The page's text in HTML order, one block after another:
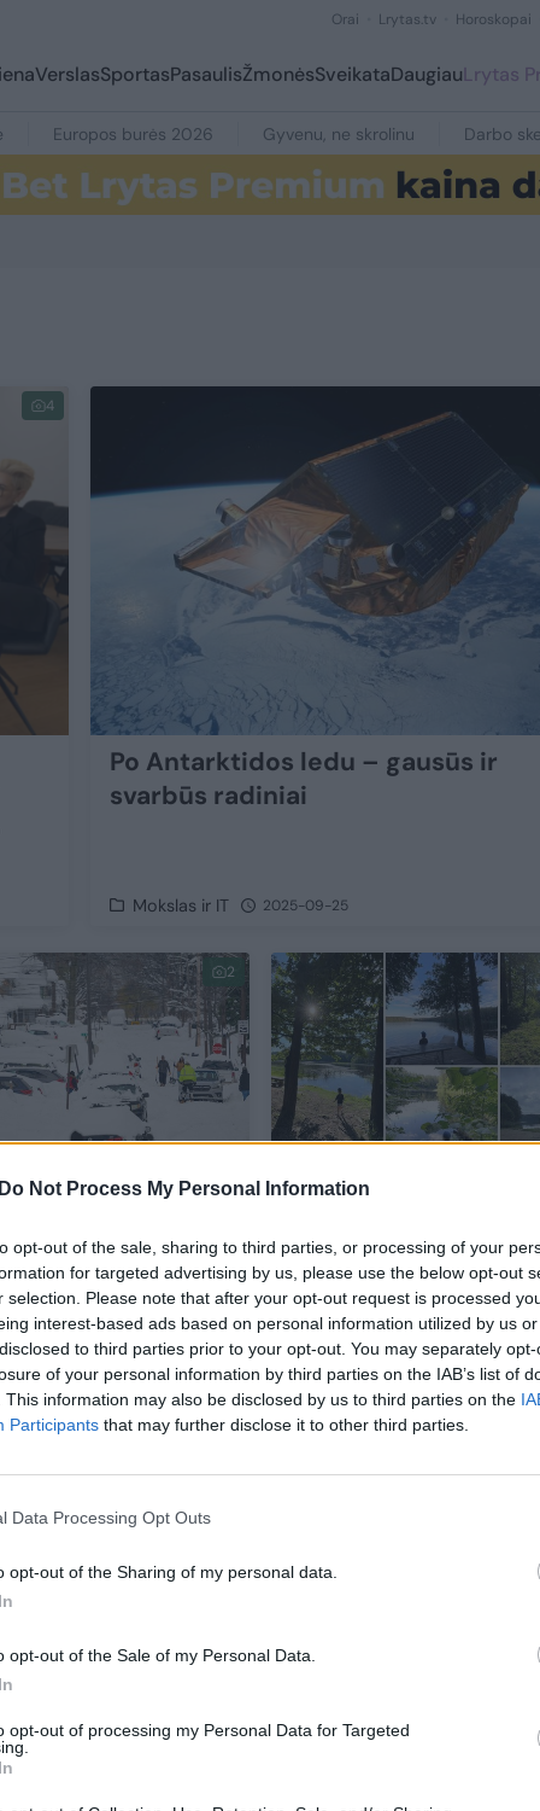
Do Not Process My Personal Information
opt-out of the sale, sharing to third parties, or processing of your
for targeted advertising by us, please use the below opt-out
selection. Please note that after your opt-out request is processed
interest-based ads based on personal information utilized by us
to third parties prior to your opt-out. You may separately
of your personal information by third parties on the IAB’s list of
This information may also be disclosed by us to third parties on the
Participants that may further disclose it to other third parties.
Data Processing Opt Outs
opt-out of the Sharing of my personal data.
opt-out of the Sale of my Personal Data.
opt-out of processing my Personal Data for Targeted
Orai Lrytas.tv Horoskopai
VerslasSportasPasaulisŽmonėsSveikataDaugiauLrytas
Europos burės 2026 Gyvenu, ne skrolinu Darbo
4
Po Antarktidos ledu – gausūs ir
svarbūs radiniai
Mokslas ir IT 2025-09-25
2
vyksta JAV, sunku
2024-12-03
Tėtis su dukra
Vilnių: štai jų reitingas,
geriausia maudytis
Tėvams 2024-07-20
7
Lietuvos ežerai praturtinti dirbtiniu būdu